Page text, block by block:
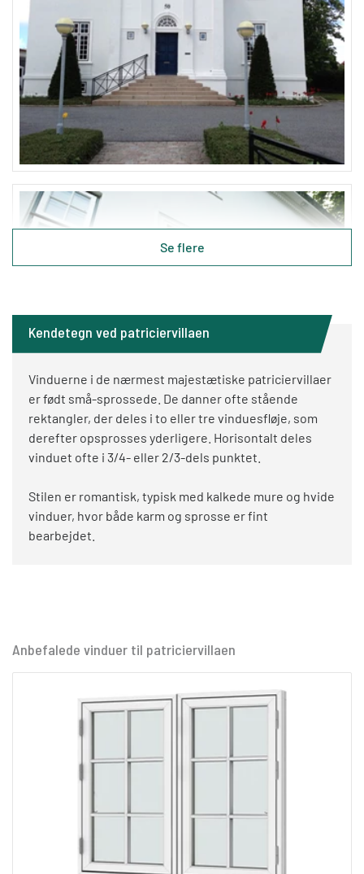
Se flere
Kendetegn ved patriciervillaen
Vinduerne i de nærmest majestætiske patriciervillaer
er født små-sprossede. De danner ofte stående
rektangler, der deles i to eller tre vinduesfløje, som
derefter opsprosses yderligere. Horisontalt deles
vinduet ofte i 3/4- eller 2/3-dels punktet.
Stilen er romantisk, typisk med kalkede mure og hvide
vinduer, hvor både karm og sprosse er fint
bearbejdet.
Anbefalede vinduer til patriciervillaen